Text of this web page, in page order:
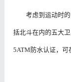
考虑到运动时
括北斗在内的五大
5ATM防水认证，可